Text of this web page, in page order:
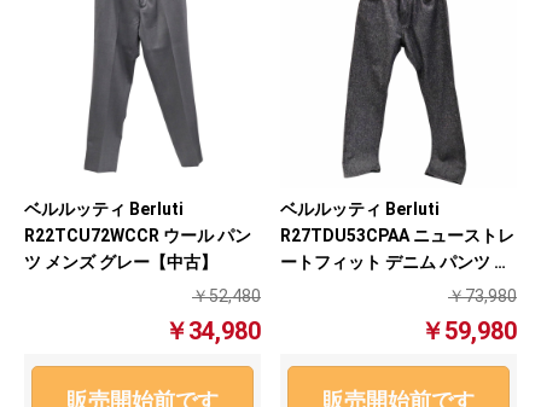
ベルルッティ Berluti
R22TCU72WCCR ウール パン
ツ メンズ グレー【中古】
￥52,480
￥34,980
販売開始前です
ベルルッティ Berluti
R27TDU53CPAA ニューストレ
ートフィット デニム パンツ ス
ペクルドブラック【中古】￥73,980
￥59,980
販売開始前です